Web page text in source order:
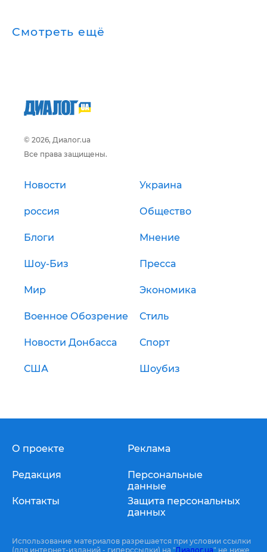
Смотреть ещё
© 2026, Диалог.ua
Все права защищены.
Новости Украина
россия Общество
Блоги Мнение
Шоу-Биз Пресса
Мир Экономика
Военное Обозрение Стиль
Новости Донбасса Спорт
США Шоубиз
О проекте
Редакция
Контакты
Реклама
Персональные
данные
Защита персональных
данных
Использование материалов разрешается при условии ссылки
(для интернет-изданий - гиперссылки) на "Диалог.ua" не ниже